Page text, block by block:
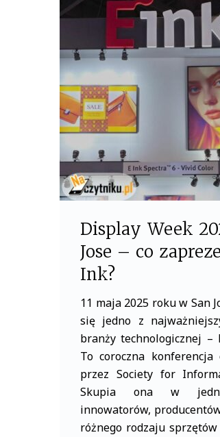
Display Week
Jose – co
Ink?
11 maja 2025 roku w San
się jedno z
branży technologicznej –
To coroczna konferencja
przez Society for
Skupia ona w
innowatorów,
różnego rodzaju